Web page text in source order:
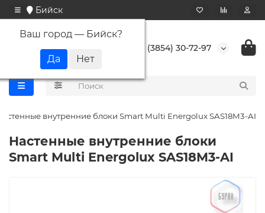
Бийск
Ваш город — Бийск?
+7 (3854) 30-72-97
внутренние блоки Smart Multi Energolux SAS18M3-AI
Настенные внутренние блоки
Smart Multi Energolux SAS18M3-AI